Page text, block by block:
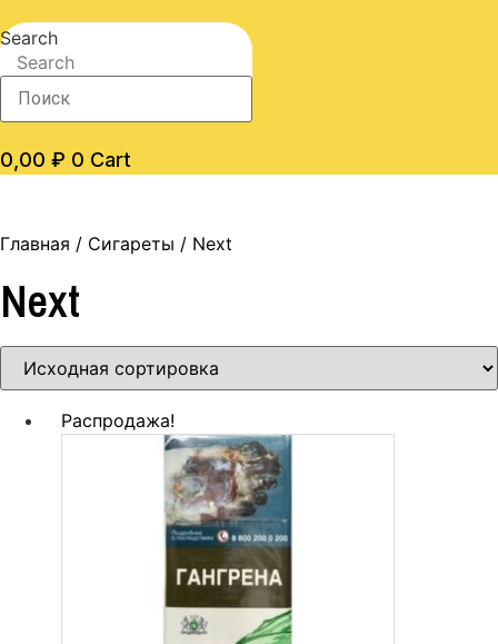
Search
Search
0,00 ₽ 0 Cart
Главная / Сигареты / Next
Next
Распродажа!